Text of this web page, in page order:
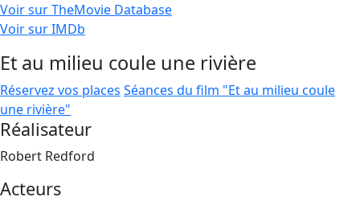
Voir sur TheMovie Database
Voir sur IMDb
Et au milieu coule une rivière
Réservez vos places Séances du film "Et au milieu coule
une rivière"
Réalisateur
Robert Redford
Acteurs